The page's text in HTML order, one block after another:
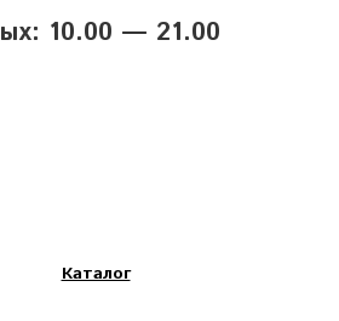
10.00 — 21.00
Каталог